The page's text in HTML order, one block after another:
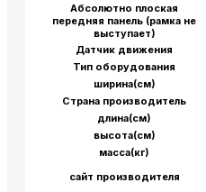
Абсолютно плоская
передняя панель (рамка не
выступает)
Датчик движения
Тип оборудования
ширина(см)
Страна производитель
длина(см)
высота(см)
масса(кг)
сайт производителя